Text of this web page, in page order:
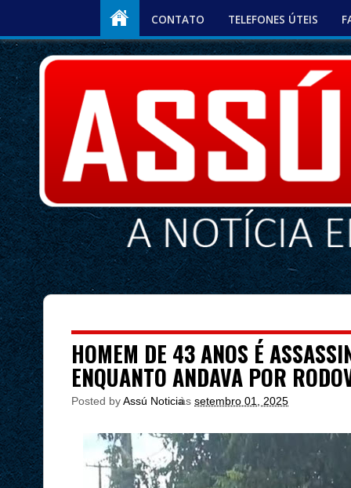
CONTATO TELEFONES ÚTEIS
HOMEM DE 43 ANOS É
ENQUANTO ANDAVA POR
Posted byAssú Noticia
às setembro 01, 2025